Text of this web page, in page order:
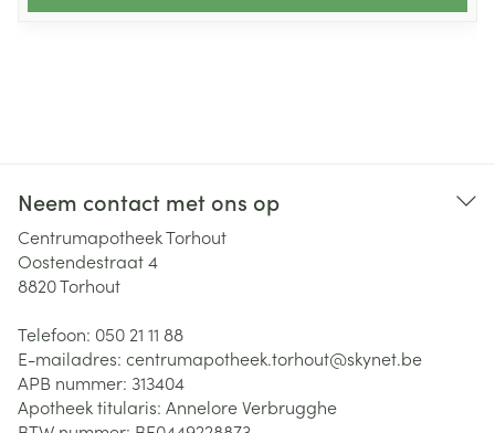
Neem contact met ons op
Centrumapotheek Torhout
Oostendestraat 4
8820Torhout
Telefoon: 050 21 11 88
E-mailadres: centrumapotheek.torhout@skynet.be
APB nummer: 313404
Apotheek titularis: Annelore Verbrugghe